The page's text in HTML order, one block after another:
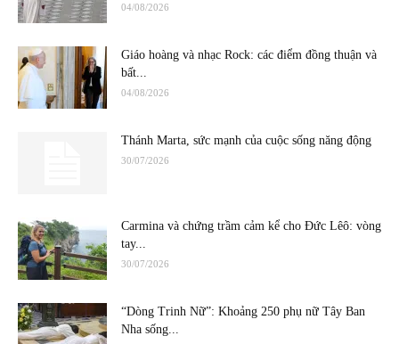
04/08/2026
Giáo hoàng và nhạc Rock: các điểm đồng thuận và
bất...
04/08/2026
Thánh Marta, sức mạnh của cuộc sống năng động
30/07/2026
Carmina và chứng trầm cảm kể cho Đức Lêô: vòng
tay...
30/07/2026
“Dòng Trinh Nữ”: Khoảng 250 phụ nữ Tây Ban
Nha sống...